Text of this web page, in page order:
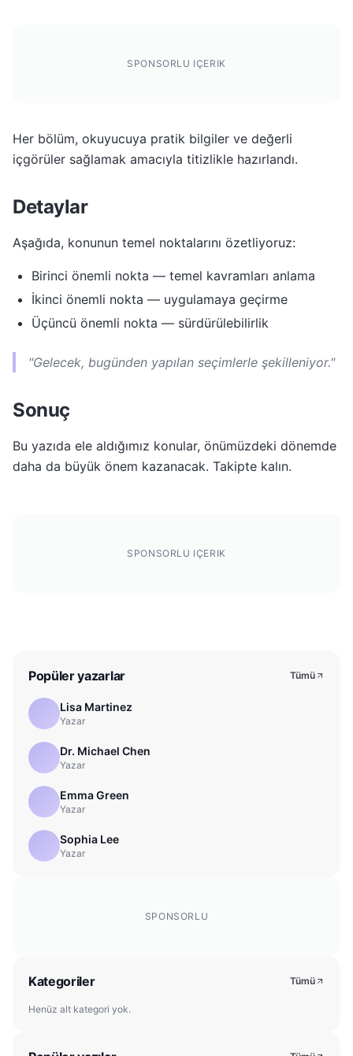
SPONSORLU IÇERIK
Her bölüm, okuyucuya pratik bilgiler ve değerli
içgörüler sağlamak amacıyla titizlikle hazırlandı.
Detaylar
Aşağıda, konunun temel noktalarını özetliyoruz:
Birinci önemli nokta — temel kavramları anlama
İkinci önemli nokta — uygulamaya geçirme
Üçüncü önemli nokta — sürdürülebilirlik
"Gelecek, bugünden yapılan seçimlerle şekilleniyor."
Sonuç
Bu yazıda ele aldığımız konular, önümüzdeki dönemde
daha da büyük önem kazanacak. Takipte kalın.
SPONSORLU IÇERIK
Popüler yazarlar Tümü
Lisa Martinez
Yazar
Dr. Michael Chen
Yazar
Emma Green
Yazar
Sophia Lee
Yazar
SPONSORLU
Kategoriler Tümü
Henüz alt kategori yok.